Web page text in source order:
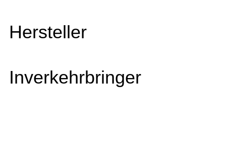
Hersteller
Inverkehrbringer